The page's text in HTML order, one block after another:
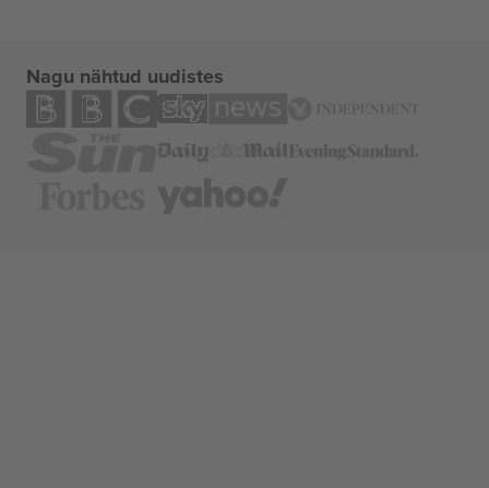
Nagu nähtud uudistes